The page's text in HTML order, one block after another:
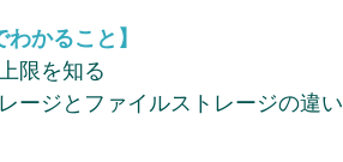
わかること】
限を知る
ージとファイルストレージの違い